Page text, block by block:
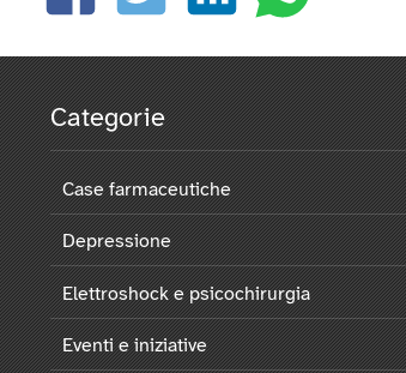
Categorie
Case farmaceutiche
Depressione
Elettroshock e psicochirurgia
Eventi e iniziative